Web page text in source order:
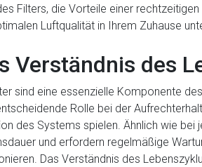
Filters, die Vorteile einer
Luftqualität in Ihrem Zuhause
Verständnis des
sind eine essenzielle Komponente
Rolle bei der
des Systems spielen. Ähnlich wie
und erfordern regelmäßige
Das Verständnis des